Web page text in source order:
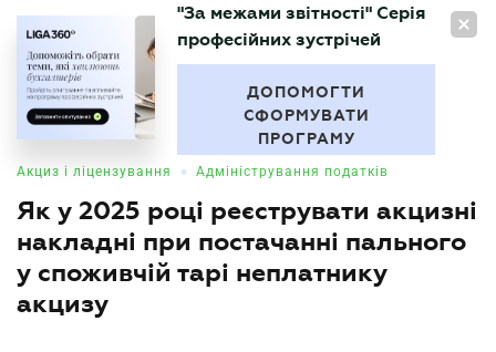
UA
БУХГАЛТЕР
"За межами звітності" Серія
професійних зустрічей
ДОПОМОГТИ
СФОРМУВАТИ
ПРОГРАМУ
Акциз і ліцензування • Адміністрування податків
Як у 2025 році реєструвати акцизні
накладні при постачанні пального
у споживчій тарі неплатнику
акцизу